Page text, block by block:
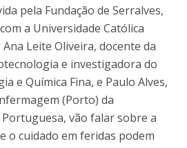
pela Fundação de Serralves,
a Universidade Católica
Leite Oliveira, docente da
e investigadora do
e Química Fina, e Paulo Alves,
(Porto) da
vão falar sobre a
o cuidado em feridas podem